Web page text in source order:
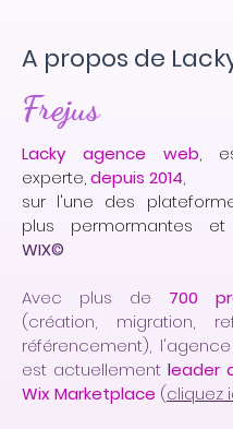
A propos de
Frejus
Lacky agence web,
experte,depuis 2014,
sur l'une des
plus permormantes et
WIX©
Avec plus de
700
(création, migration,
référencement),
est actuellement leader
Wix Marketplace (cliquez